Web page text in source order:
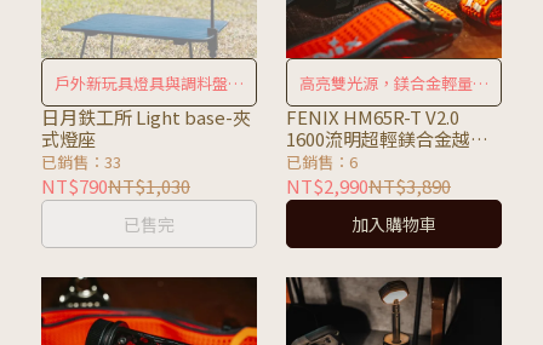
戶外新玩具燈具與調料盤完
美結合
日月鉄工所 Light base-夾
式燈座
已銷售：33
NT$790NT$1,030
已售完
高亮雙光源，鎂合金輕量化
設計
FENIX HM65R-T V2.0
1600流明超輕鎂合金越野
跑頭燈(附原廠18650電池1
顆)
已銷售：6
NT$2,990NT$3,890
加入購物車